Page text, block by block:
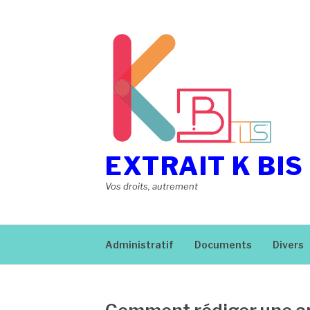
EXTRAIT K BIS
Vos droits, autrement
Administratif Documents Divers